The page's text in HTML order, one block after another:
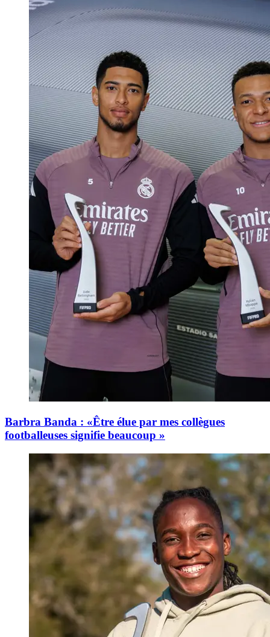
Barbra Banda : «Être élue par mes collègues
footballeuses signifie beaucoup »